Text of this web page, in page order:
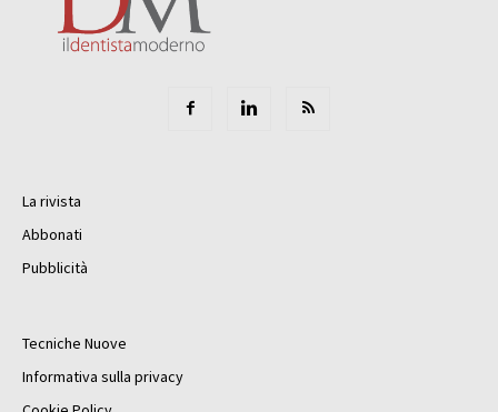
La rivista
Abbonati
Pubblicità
Tecniche Nuove
Informativa sulla privacy